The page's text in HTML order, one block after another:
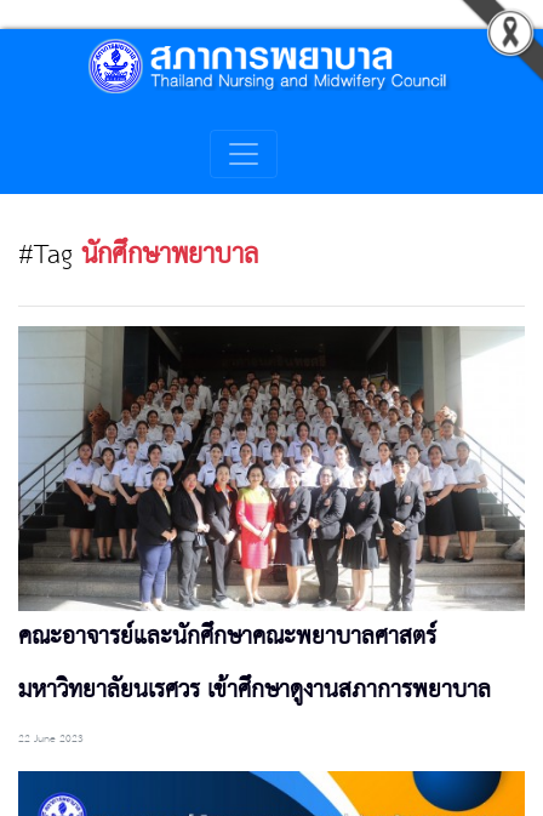
#Tagนักศึกษาพยาบาล
คณะอาจารย์และนักศึกษาคณะพยาบาลศาสตร์
มหาวิทยาลัยนเรศวร เข้าศึกษาดูงานสภาการพยาบาล
22 June 2023